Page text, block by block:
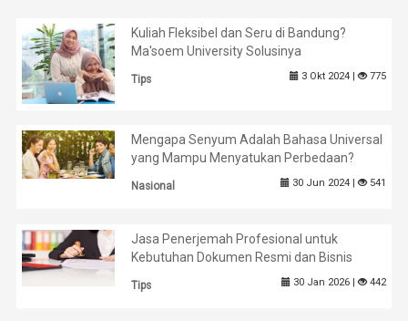
Kuliah Fleksibel dan Seru di Bandung?
Ma'soem University Solusinya
Tips 3 Okt 2024 | 775
Mengapa Senyum Adalah Bahasa Universal
yang Mampu Menyatukan Perbedaan?
Nasional 30 Jun 2024 | 541
Jasa Penerjemah Profesional untuk
Kebutuhan Dokumen Resmi dan Bisnis
Tips 30 Jan 2026 | 442